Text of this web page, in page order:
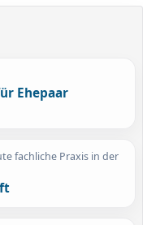
Ehepaar
fachliche Praxis in der